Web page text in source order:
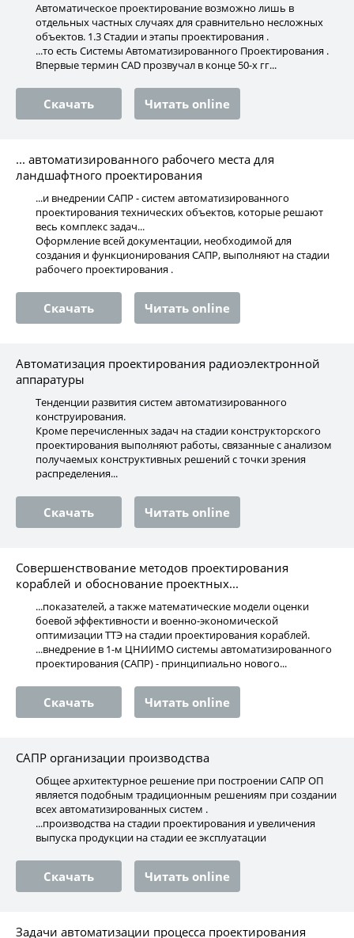
Автоматическое проектирование возможно лишь в
отдельных частных случаях для сравнительно несложных
объектов. 1.3 Стадии и этапы проектирования .
...то есть Системы Автоматизированного Проектирования .
Впервые термин СAD прозвучал в конце 50-х гг...
Скачать Читать online
... автоматизированного рабочего места для
ландшафтного проектирования
...и внедрении САПР - систем автоматизированного
проектирования технических объектов, которые решают
весь комплекс задач...
Оформление всей документации, необходимой для
создания и функционирования САПР, выполняют на стадии
рабочего проектирования .
Скачать Читать online
Автоматизация проектирования радиоэлектронной
аппаратуры
Тенденции развития систем автоматизированного
конструирования.
Кроме перечисленных задач на стадии конструкторского
проектирования выполняют работы, связанные с анализом
получаемых конструктивных решений с точки зрения
распределения...
Скачать Читать online
Совершенствование методов проектирования
кораблей и обоснование проектных...
...показателей, а также математические модели оценки
боевой эффективности и военно-экономической
оптимизации ТТЭ на стадии проектирования кораблей.
...внедрение в 1-м ЦНИИМО системы автоматизированного
проектирования (САПР) - принципиально нового...
Скачать Читать online
САПР организации производства
Общее архитектурное решение при построении САПР ОП
является подобным традиционным решениям при создании
всех автоматизированных систем .
...производства на стадии проектирования и увеличения
выпуска продукции на стадии ее эксплуатации
Скачать Читать online
Задачи автоматизации процесса проектирования